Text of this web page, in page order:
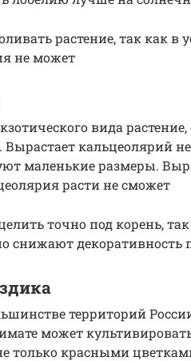
растение, так как в
не может
вида
кальцеолярий
маленькие размеры.
расти не сможет
точно под корень,
снижают декоративность
территорий
может
только красными